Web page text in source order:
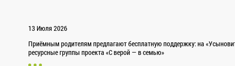
13 Июля 2026
Приёмным родителям предлагают бесплатную поддержку: на
ресурсные группы проекта «С верой — в семью»